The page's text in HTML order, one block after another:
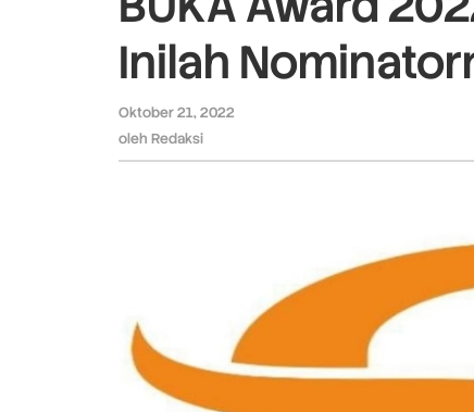
KI
Sumbar,
Inilah
Inilah
Oktober 21, 2022
oleh Redaksi